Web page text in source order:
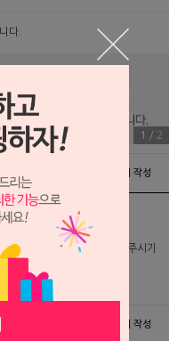
다.
1 / 2
상품후기 및 평가서 작성
능하오니 반드시 로그인해 주시기
상품후기 및 평가서 작성